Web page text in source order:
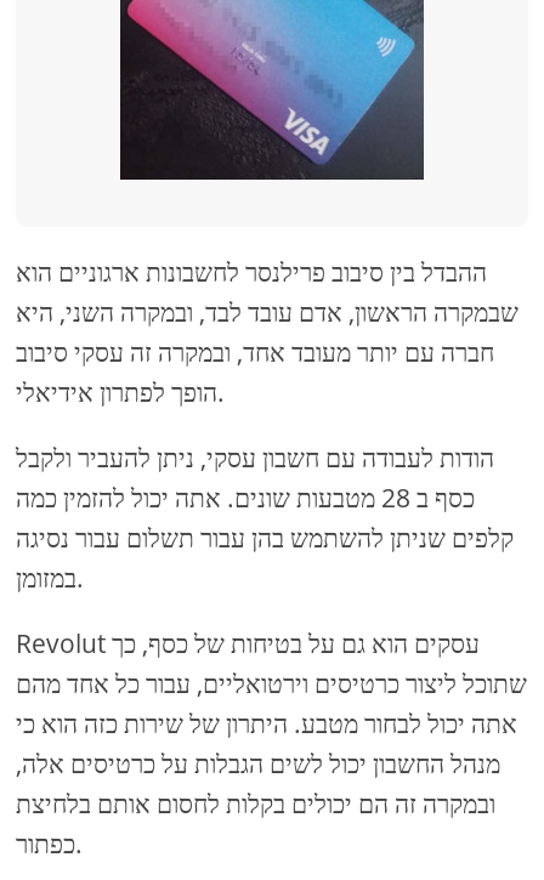
ההבדל בין סיבוב פרילנסר לחשבונות ארגוניים הוא
שבמקרה הראשון, אדם עובד לבד, ובמקרה השני, היא
חברה עם יותר מעובד אחד, ובמקרה זה עסקי סיבוב
הופך לפתרון אידיאלי.
הודות לעבודה עם חשבון עסקי, ניתן להעביר ולקבל
כסף ב 28 מטבעות שונים. אתה יכול להזמין כמה
קלפים שניתן להשתמש בהן עבור תשלום עבור נסיגה
במזומן.
Revolut עסקים הוא גם על בטיחות של כסף, כך
שתוכל ליצור כרטיסים וירטואליים, עבור כל אחד מהם
אתה יכול לבחור מטבע. היתרון של שירות כזה הוא כי
מנהל החשבון יכול לשים הגבלות על כרטיסים אלה,
ובמקרה זה הם יכולים בקלות לחסום אותם בלחיצת
כפתור.